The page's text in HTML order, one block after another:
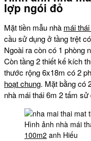
lợp ngói đỏ
Mặt tiền mẫu nhà mái
cầu sử dụng ở tầng trệt
Ngoài ra còn có 1 phòng
Còn tầng 2 thiết kế kích
thước rộng 6x18m có 2
hoạt chung. Mặt bằng có
nhà mái thái 6m 2 tấm
Hình ảnh nhà mái
100m2 anh Hiếu